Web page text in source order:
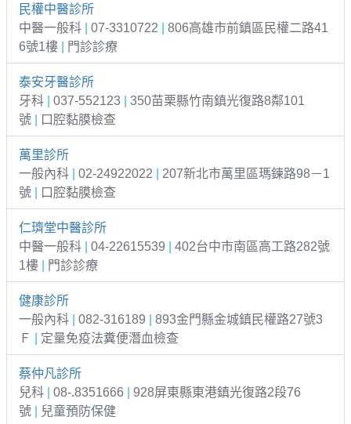
民權中醫診所
中醫一般科
07-3310722
806高雄市前鎮區民權二路41
6號1樓
門診診療
泰安牙醫診所
牙科
037-552123
350苗栗縣竹南鎮光復路8鄰101
號
口腔黏膜檢查
萬里診所
一般內科
02-24922022
207新北市萬里區瑪鍊路98－1
號
口腔黏膜檢查
仁璾堂中醫診所
中醫一般科
04-22615539
402台中市南區高工路282號
1樓
門診診療
健康診所
一般內科
082-316189
893金門縣金城鎮民權路27號3
Ｆ
定量免疫法糞便潛血檢查
蔡仲凡診所
兒科
08-.8351666
928屏東縣東港鎮光復路2段76
號
兒童預防保健